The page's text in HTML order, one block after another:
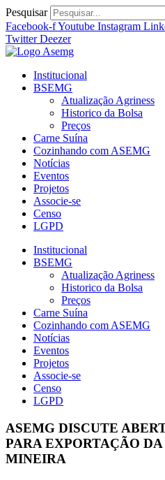
Ir
para
o
conteúdo
Pesquisar
Facebook-fYoutube Instagram
Twitter Deezer
Institucional
BSEMG
Atualização Agriness
Historico da Bolsa
Preços
Carne Suína
Cozinhando com ASEMG
Notícias
Eventos
Projetos
Associe-se
Censo
LGPD
Institucional
BSEMG
Atualização Agriness
Historico da Bolsa
Preços
Carne Suína
Cozinhando com ASEMG
Notícias
Eventos
Projetos
Associe-se
Censo
LGPD
ASEMG DISCUTE
PARA EXPORTAÇÃO
MINEIRA